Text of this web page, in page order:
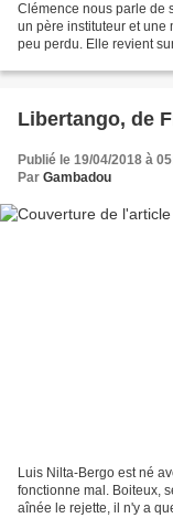
Clémence nous parle de
un père instituteur et une
peu perdu. Elle revient
Libertango, de
Publié le 19/04/2018 à
Par Gambadou
Luis Nilta-Bergo est né
fonctionne mal. Boiteux,
aînée le rejette, il n'y a